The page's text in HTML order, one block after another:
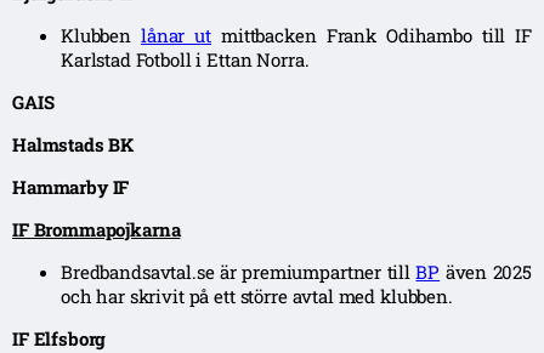
Klubbenlånar ut mittbacken Frank Odihambo till IF
Karlstad Fotboll i Ettan Norra.
GAIS
Halmstads BK
Hammarby IF
IF Brommapojkarna
Bredbandsavtal.se är premiumpartner tillBP även 2025
och har skrivit på ett större avtal med klubben.
IF Elfsborg